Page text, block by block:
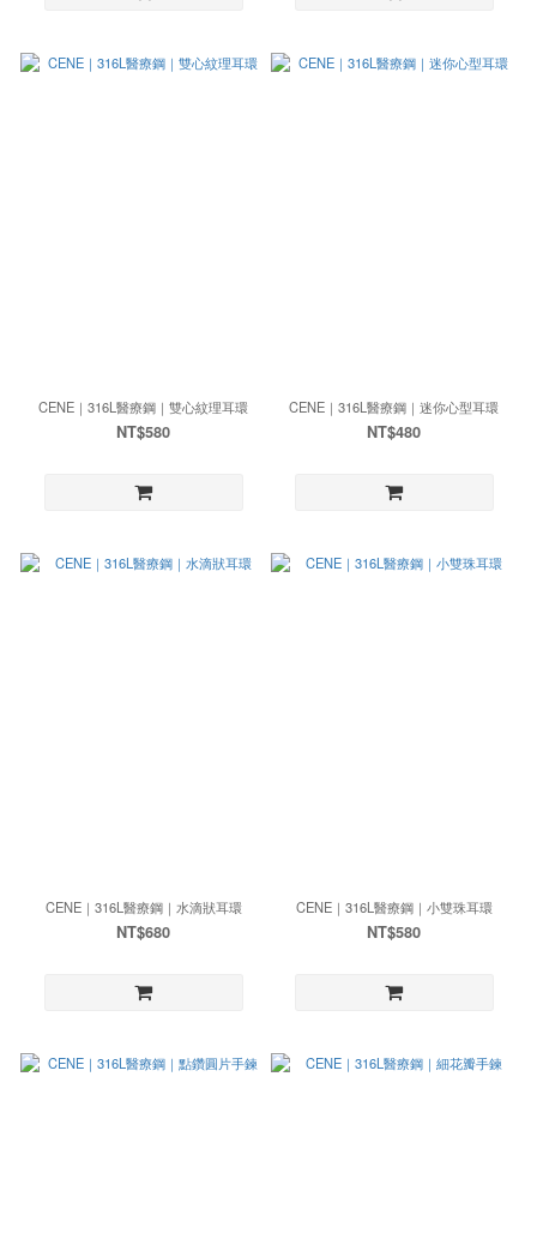
CENE｜316L醫療鋼｜雙心紋理耳環
NT$580
CENE｜316L醫療鋼｜迷你心型耳環
NT$480
CENE｜316L醫療鋼｜水滴狀耳環
NT$680
CENE｜316L醫療鋼｜小雙珠耳環
NT$580